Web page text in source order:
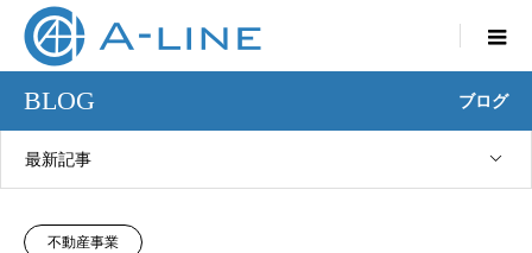
BLOG ブログ
最新記事
不動産事業